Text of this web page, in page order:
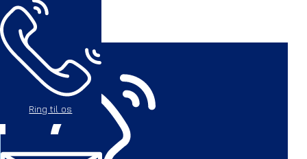
Ring til os
Nyheder